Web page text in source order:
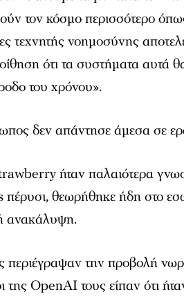
τον κόσμο περισσότερο
τεχνητής νοημοσύνης
ότι τα συστήματα αυτά
του χρόνου».
δεν απάντησε άμεσα σε
ήταν παλαιότερα
θεωρήθηκε ήδη στο
ανακάλυψη.
την προβολή
της OpenAI τους είπαν ότι